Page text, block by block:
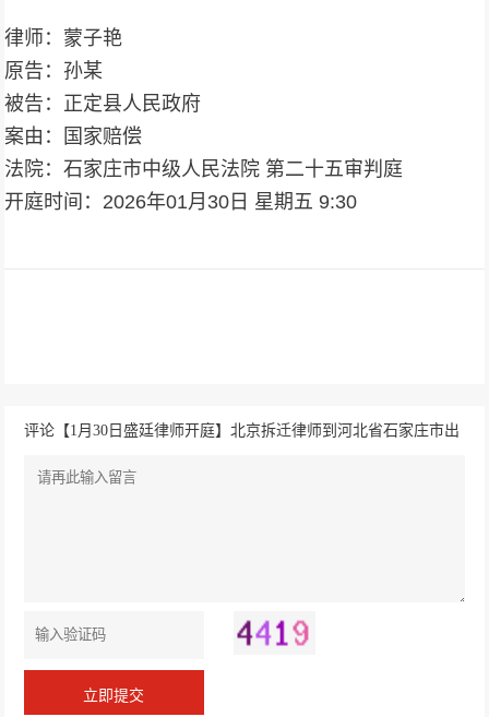
律师：蒙子艳
原告：孙某
被告：正定县人民政府
案由：国家赔偿
法院：石家庄市中级人民法院 第二十五审判庭
开庭时间：2026年01月30日 星期五 9:30
评论【1月30日盛廷律师开庭】北京拆迁律师到河北省石家庄市出
差办案 案由：国家赔偿